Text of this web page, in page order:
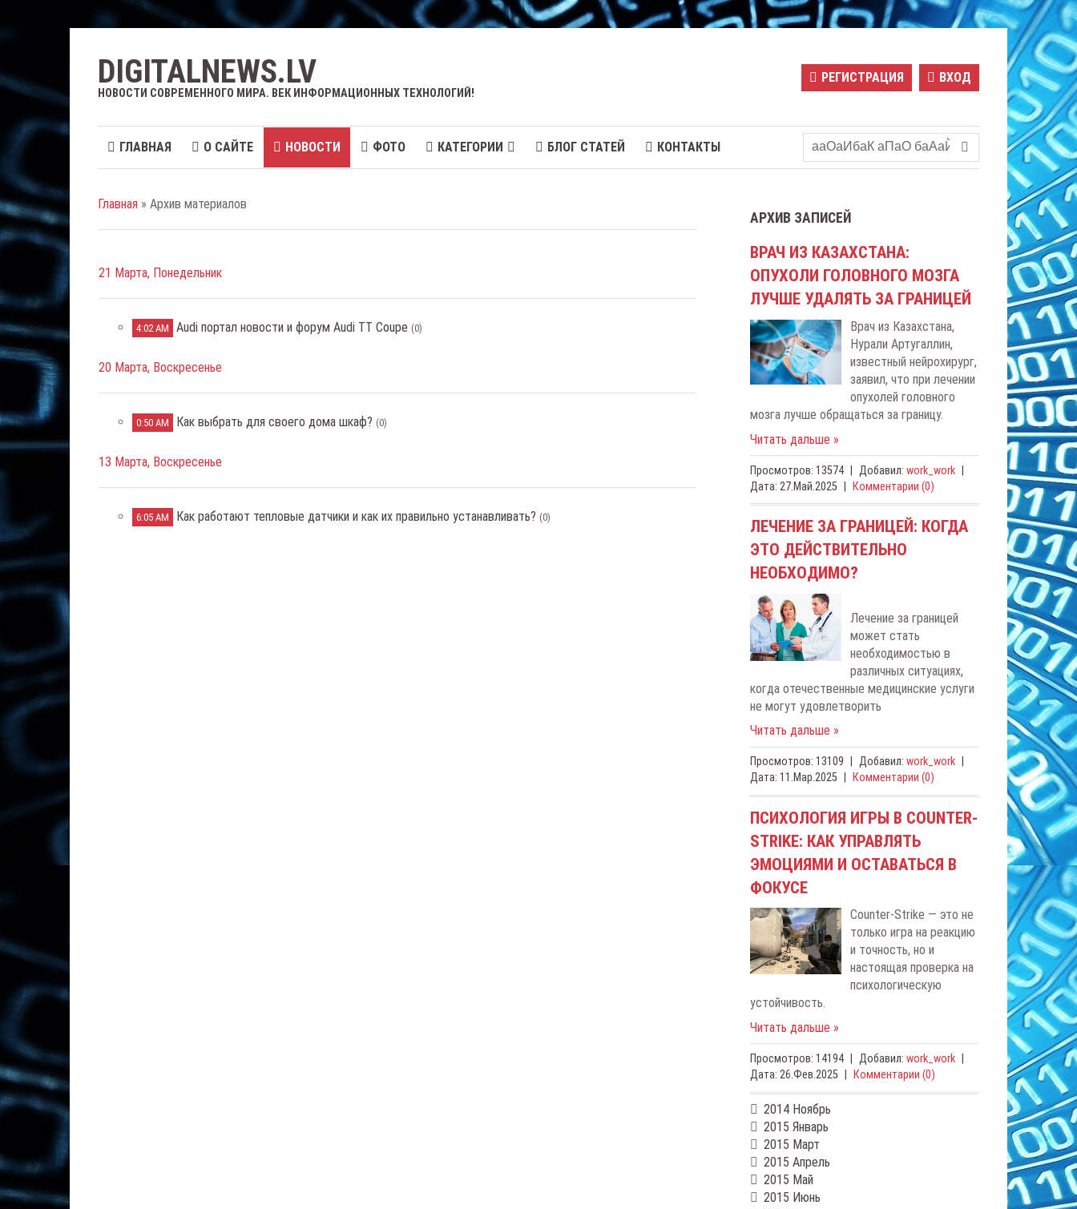
DIGITALNEWS.LV
НОВОСТИ СОВРЕМЕННОГО МИРА. ВЕК ИНФОРМАЦИОННЫХ ТЕХНОЛОГИЙ!
РЕГИСТРАЦИЯ ВХОД
ГЛАВНАЯ О САЙТЕ НОВОСТИ ФОТО КАТЕГОРИИ БЛОГ СТАТЕЙ КОНТАКТЫ
Главная » Архив материалов
21 Марта, Понедельник
4:02 AM Audi портал новости и форум Audi TT Coupe (0)
20 Марта, Воскресенье
0:50 AM Как выбрать для своего дома шкаф? (0)
13 Марта, Воскресенье
6:05 AM Как работают тепловые датчики и как их правильно устанавливать? (0)
АРХИВ ЗАПИСЕЙ
ВРАЧ ИЗ КАЗАХСТАНА:
ОПУХОЛИ ГОЛОВНОГО МОЗГА
ЛУЧШЕ УДАЛЯТЬ ЗА ГРАНИЦЕЙ
Врач из Казахстана,
Нурали Артугаллин,
известный нейрохирург,
заявил, что при лечении
опухолей головного
мозга лучше обращаться за границу.
Читать дальше »
Просмотров: 13574 Добавил: work_work
Дата: 27.Май.2025 Комментарии (0)
ЛЕЧЕНИЕ ЗА ГРАНИЦЕЙ: КОГДА
ЭТО ДЕЙСТВИТЕЛЬНО
НЕОБХОДИМО?
Лечение за границей
может стать
необходимостью в
различных ситуациях,
когда отечественные медицинские услуги
не могут удовлетворить
Читать дальше »
Просмотров: 13109 Добавил: work_work
Дата: 11.Мар.2025 Комментарии (0)
ПСИХОЛОГИЯ ИГРЫ В COUNTER-
STRIKE: КАК УПРАВЛЯТЬ
ЭМОЦИЯМИ И ОСТАВАТЬСЯ В
ФОКУСЕ
Counter-Strike — это не
только игра на реакцию
и точность, но и
настоящая проверка на
психологическую
устойчивость.
Читать дальше »
Просмотров: 14194 Добавил: work_work
Дата: 26.Фев.2025 Комментарии (0)
2014 Ноябрь
2015 Январь
2015 Март
2015 Апрель
2015 Май
2015 Июнь